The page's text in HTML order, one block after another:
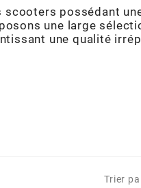
possédant
une large
une qualité
Trier